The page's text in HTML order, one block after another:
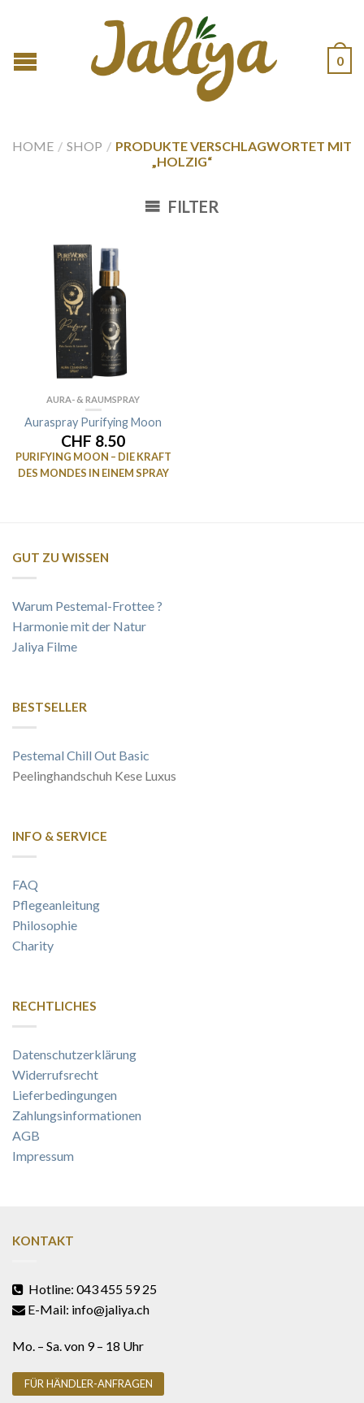
0
HOME / SHOP / PRODUKTE VERSCHLAGWORTET MIT
„HOLZIG“
FILTER
AURA- & RAUMSPRAY
Auraspray Purifying Moon
CHF 8.50
PURIFYING MOON – DIE KRAFT
DES MONDES IN EINEM SPRAY
GUT ZU WISSEN
Warum Pestemal-Frottee ?
Harmonie mit der Natur
Jaliya Filme
BESTSELLER
Pestemal Chill Out Basic
Peelinghandschuh Kese Luxus
INFO & SERVICE
FAQ
Pflegeanleitung
Philosophie
Charity
RECHTLICHES
Datenschutzerklärung
Widerrufsrecht
Lieferbedingungen
Zahlungsinformationen
AGB
Impressum
KONTAKT
Hotline: 043 455 59 25
E-Mail: info@jaliya.ch
Mo. – Sa. von 9 – 18 Uhr
FÜR HÄNDLER-ANFRAGEN